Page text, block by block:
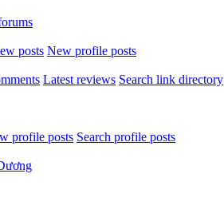
posts New profile posts
Latest reviews Search link directory
profile posts Search profile posts